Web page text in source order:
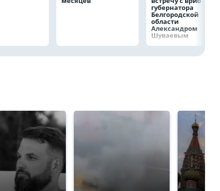
губернатора
Белгородской
области
Александром
Шуваевым